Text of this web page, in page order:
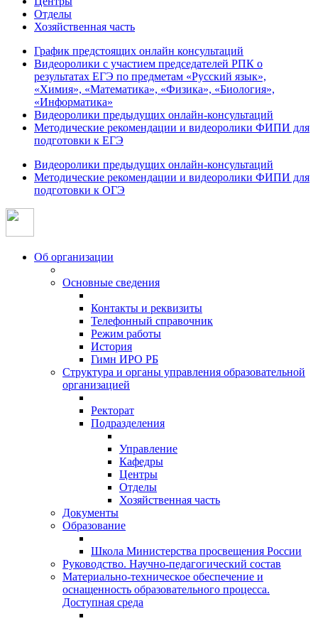
Отделы
Хозяйственная часть
График предстоящих онлайн консультаций
Видеоролики с участием председателей РПК о
результатах ЕГЭ по предметам «Русский язык»,
«Химия», «Математика», «Физика», «Биология»,
«Информатика»
Видеоролики предыдущих онлайн-консультаций
Методические рекомендации и видеоролики ФИПИ для
подготовки к ЕГЭ
Видеоролики предыдущих онлайн-консультаций
Методические рекомендации и видеоролики ФИПИ для
подготовки к ОГЭ
Об организации
Основные сведения
Контакты и реквизиты
Телефонный справочник
Режим работы
История
Гимн ИРО РБ
Структура и органы управления образовательной
организацией
Ректорат
Подразделения
Управление
Кафедры
Центры
Отделы
Хозяйственная часть
Документы
Образование
Школа Министерства просвещения России
Руководство. Научно-педагогический состав
Материально-техническое обеспечение и
оснащенность образовательного процесса.
Доступная среда